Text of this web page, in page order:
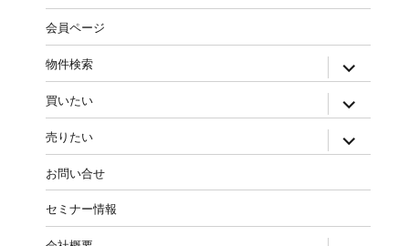
会員ページ
物件検索
買いたい
売りたい
お問い合せ
セミナー情報